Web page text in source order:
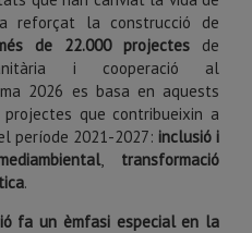
la construcció de
de 22.000 projectesde
i cooperació al
2026 es basa en aquests
que contribueixin a
període 2021-2027: inclusió i
, transformació
.
fa un èmfasi especial en la